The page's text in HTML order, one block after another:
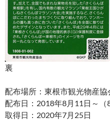
裏
配布場所：東根市観光物産協
配布日：2018年8月11日～（
取得日：2020年7月25日